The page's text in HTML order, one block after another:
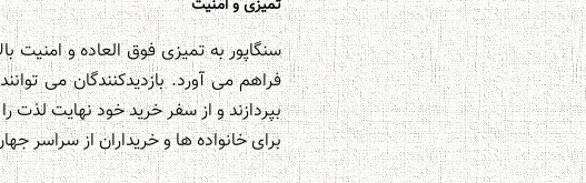
تمیزی و امنیت
سنگاپور به تمیزی فوق العاده و امنیت
فراهم می آورد. بازدیدکنندگان می
بپردازند و از سفر خرید خود نهایت لذت
برای خانواده ها و خریداران از سراسر